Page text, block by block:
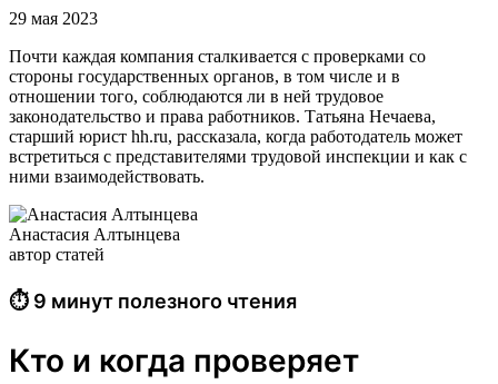
29 мая 2023
Почти каждая компания сталкивается с проверками со
стороны государственных органов, в том числе и в
отношении того, соблюдаются ли в ней трудовое
законодательство и права работников. Татьяна Нечаева,
старший юрист hh.ru, рассказала, когда работодатель может
встретиться с представителями трудовой инспекции и как с
ними взаимодействовать.
Анастасия Алтынцева
автор статей
⏱ 9 минут полезного чтения
Кто и когда проверяет